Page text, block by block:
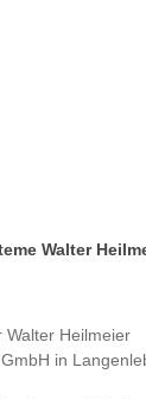
Walter
Walter Heilmeier
in